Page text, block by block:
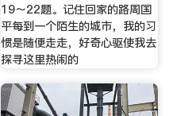
19～22题。记住回家的路周国
平每到一个陌生的城市，我的习
惯是随便走走，好奇心驱使我去
探寻这里热闹的